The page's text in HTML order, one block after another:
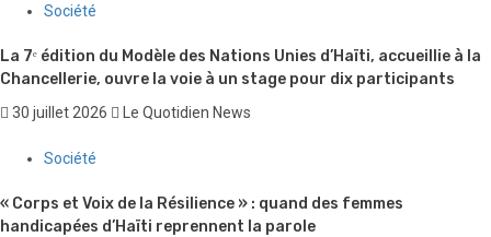
Société
La 7ᵉ édition du Modèle des Nations Unies d’Haïti, accueillie à la
Chancellerie, ouvre la voie à un stage pour dix participants
30 juillet 2026 Le Quotidien News
Société
« Corps et Voix de la Résilience » : quand des femmes
handicapées d’Haïti reprennent la parole